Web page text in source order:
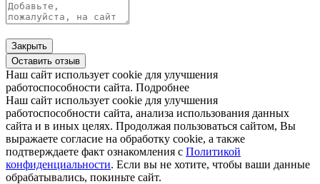
Закрыть
Оставить отзыв
Наш сайт использует cookie для улучшения
работоспособности сайта. Подробнее
Наш сайт использует cookie для улучшения
работоспособности сайта, анализа использования данных
сайта и в иных целях. Продолжая пользоваться сайтом, Вы
выражаете согласие на обработку cookie, а также
подтверждаете факт ознакомления с Политикой
конфиденциальности. Если вы не хотите, чтобы ваши данные
обрабатывались, покиньте сайт.